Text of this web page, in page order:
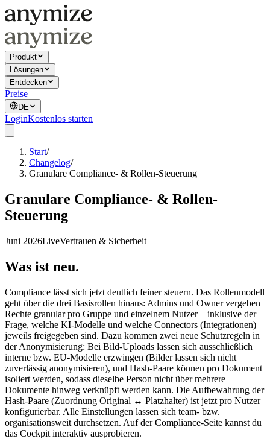
Produkt
Lösungen
Entdecken
Preise
DE
LoginKostenlos starten
Start/
Changelog/
Granulare Compliance- & Rollen-Steuerung
Granulare Compliance- & Rollen-
Steuerung
Juni 2026LiveVertrauen & Sicherheit
Was ist neu.
Compliance lässt sich jetzt deutlich feiner steuern. Das Rollenmodell
geht über die drei Basisrollen hinaus: Admins und Owner vergeben
Rechte granular pro Gruppe und einzelnem Nutzer – inklusive der
Frage, welche KI-Modelle und welche Connectors (Integrationen)
jeweils freigegeben sind. Dazu kommen zwei neue Schutzregeln in
der Anonymisierung: Bei Bild-Uploads lassen sich ausschließlich
interne bzw. EU-Modelle erzwingen (Bilder lassen sich nicht
zuverlässig anonymisieren), und Hash-Paare können pro Dokument
isoliert werden, sodass dieselbe Person nicht über mehrere
Dokumente hinweg verknüpft werden kann. Die Aufbewahrung der
Hash-Paare (Zuordnung Original ↔ Platzhalter) ist jetzt pro Nutzer
konfigurierbar. Alle Einstellungen lassen sich team- bzw.
organisationsweit durchsetzen. Auf der Compliance-Seite kannst du
das Cockpit interaktiv ausprobieren.